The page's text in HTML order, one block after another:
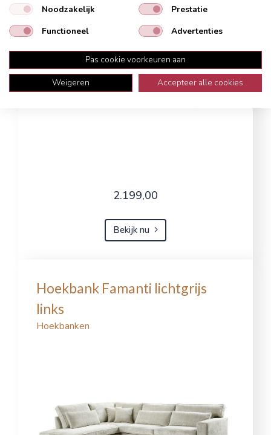
2.199,00
Bekijk nu
Hoekbank Famanti lichtgrijs
links
Hoekbanken
Noodzakelijk
Prestatie
Functioneel
Advertenties
Pas cookie voorkeuren aan
Weigeren
Accepteer alle cookies